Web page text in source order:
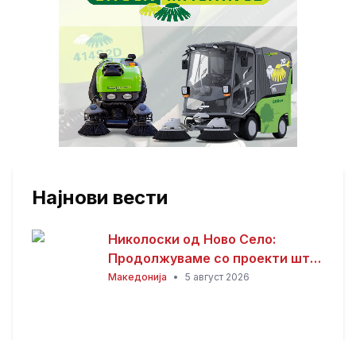
Најнови вести
Николоски од Ново Село:
Продолжуваме со проекти што
носат развој и подобар живот
Македонија • 5 август 2026